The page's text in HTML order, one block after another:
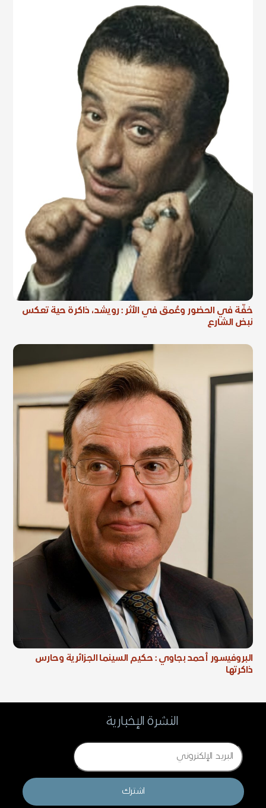
خفّة في الحضور وعُمق في الأثر : رويشد، ذاكرة حية تعكس
نبض الشارع
البروفيسور أحمد بجاوي : حكيم السينما الجزائرية وحارس
ذاكرتها
النشرة الإخبارية
Email
اشترك